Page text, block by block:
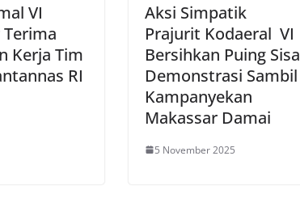
VI
Kerja Tim
RI
Aksi Simpatik
Prajurit Kodaeral VI
Bersihkan Puing Sisa
Demonstrasi Sambil
Kampanyekan
Makassar Damai
5 November 2025